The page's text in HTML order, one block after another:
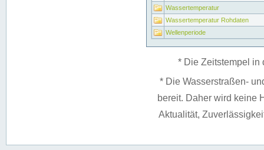
Wassertemperatur
Wassertemperatur Rohdaten
Wellenperiode
* Die Zeitstempel in
* Die Wasserstraßen-
bereit. Daher wird keine
Aktualität,